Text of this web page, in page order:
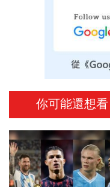
你可能還想看